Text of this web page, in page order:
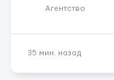
Агентство
35 мин. назад